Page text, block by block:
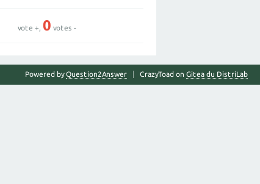
vote +,0 votes -
CrazyToad on Gitea du DistriLab
Powered byQuestion2Answer